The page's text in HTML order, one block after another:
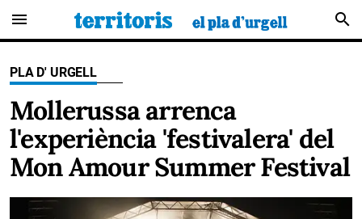
menu search
PLA D' URGELL
Mollerussa arrenca
l'experiència 'festivalera' del
Mon Amour Summer Festival